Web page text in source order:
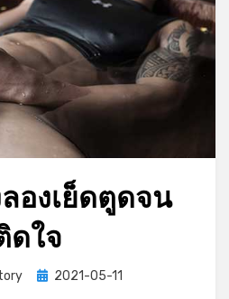
องเย็ดตูดจน
ดใจ
Posted
2021-05-11